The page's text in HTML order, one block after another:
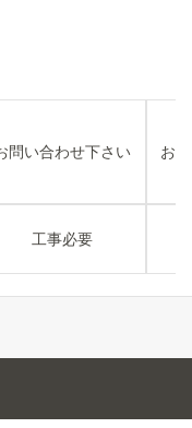
問い合わせ下さい
工事必要
お